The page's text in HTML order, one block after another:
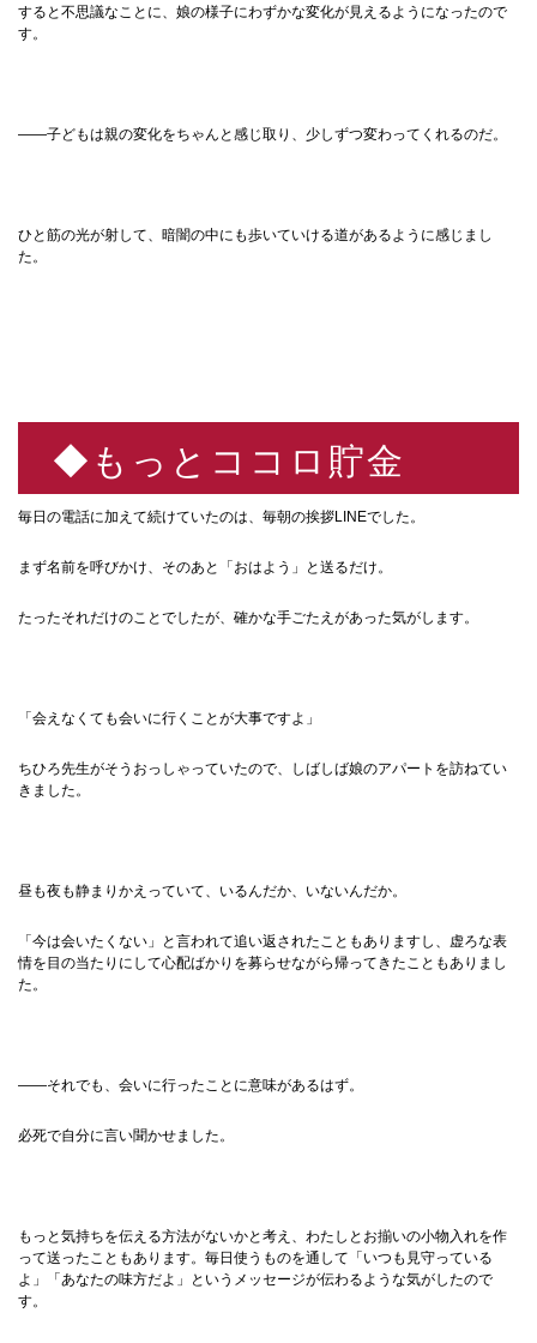
すると不思議なことに、娘の様子にわずかな変化が見えるようになったので
す。
——子どもは親の変化をちゃんと感じ取り、少しずつ変わってくれるのだ。
ひと筋の光が射して、暗闇の中にも歩いていける道があるように感じまし
た。
◆もっとココロ貯金
毎日の電話に加えて続けていたのは、毎朝の挨拶LINEでした。
まず名前を呼びかけ、そのあと「おはよう」と送るだけ。
たったそれだけのことでしたが、確かな手ごたえがあった気がします。
「会えなくても会いに行くことが大事ですよ」
ちひろ先生がそうおっしゃっていたので、しばしば娘のアパートを訪ねてい
きました。
昼も夜も静まりかえっていて、いるんだか、いないんだか。
「今は会いたくない」と言われて追い返されたこともありますし、虚ろな表
情を目の当たりにして心配ばかりを募らせながら帰ってきたこともありまし
た。
——それでも、会いに行ったことに意味があるはず。
必死で自分に言い聞かせました。
もっと気持ちを伝える方法がないかと考え、わたしとお揃いの小物入れを作
って送ったこともあります。毎日使うものを通して「いつも見守っている
よ」「あなたの味方だよ」というメッセージが伝わるような気がしたので
す。